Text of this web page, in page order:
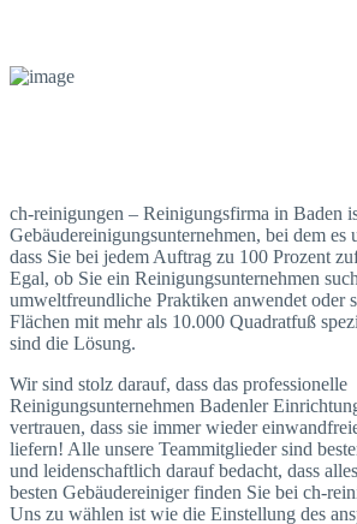
ch-reinigungen – Reinigungsfirma in Baden
Gebäudereinigungsunternehmen, bei dem es
dass Sie bei jedem Auftrag zu 100 Prozent
Egal, ob Sie ein Reinigungsunternehmen
umweltfreundliche Praktiken anwendet oder
Flächen mit mehr als 10.000 Quadratfuß
sind die Lösung.
Wir sind stolz darauf, dass das professionelle
Reinigungsunternehmen Badenler
vertrauen, dass sie immer wieder
liefern! Alle unsere Teammitglieder sind
und leidenschaftlich darauf bedacht, dass
besten Gebäudereiniger finden Sie bei ch-
Uns zu wählen ist wie die Einstellung des